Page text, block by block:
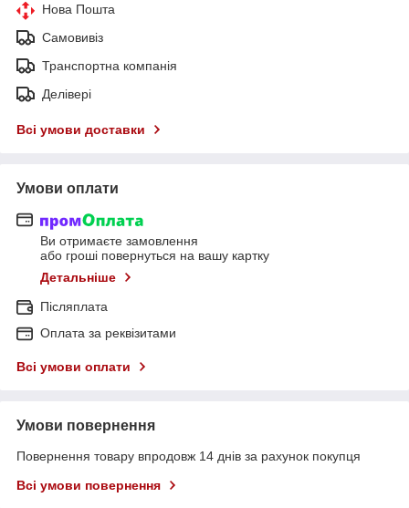
Нова Пошта
Самовивіз
Транспортна компанія
Делівері
Всі умови доставки
Умови оплати
Ви отримаєте замовлення
або гроші повернуться на вашу картку
Детальніше
Післяплата
Оплата за реквізитами
Всі умови оплати
Умови повернення
Повернення товару впродовж 14 днів за рахунок покупця
Всі умови повернення